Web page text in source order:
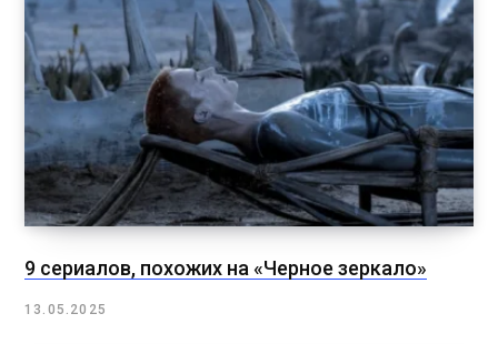
9 сериалов, похожих на «Черное зеркало»
13.05.2025